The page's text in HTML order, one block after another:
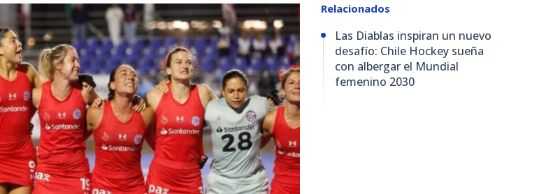
Relacionados
Las Diablas inspiran un nuevo
desafío: Chile Hockey sueña
con albergar el Mundial
femenino 2030